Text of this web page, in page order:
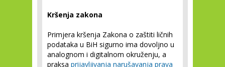
Kršenja zakona
Primjera kršenja Zakona o zaštiti ličnih
podataka u BiH sigurno ima dovoljno u
analognom i digitalnom okruženju, a
praksa prijavljivanja narušavanja prava